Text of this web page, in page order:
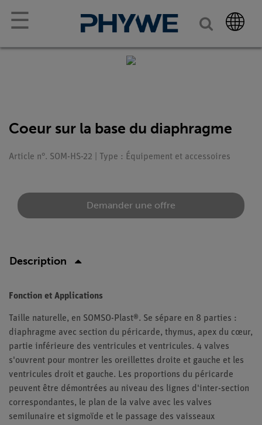
☰
Coeur sur la base du diaphragme
Article n°. SOM-HS-22 | Type : Équipement et accessoires
Demander une offre
Description
Fonction et Applications
Taille naturelle, en SOMSO-Plast®. Se sépare en 8 parties :
diaphragme avec section du péricarde, thymus, apex du cœur,
partie inférieure des ventricules et ventricules. 4 valves
s'ouvrent pour montrer les oreillettes droite et gauche et les
ventricules droit et gauche. Les proportions du péricarde
peuvent être démontrées au niveau des lignes d'inter-section
correspondantes, le plan de la valve avec les valves
semilunaire et sigmoïde et le passage des vaisseaux